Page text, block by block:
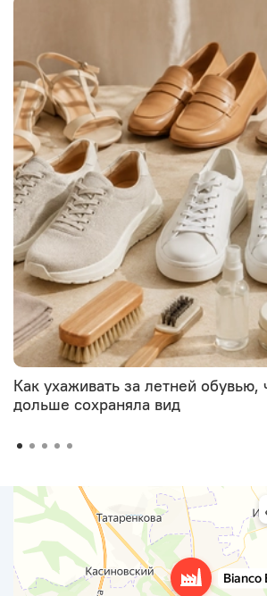
Как ухаживать за летней обувью,
дольше сохраняла вид